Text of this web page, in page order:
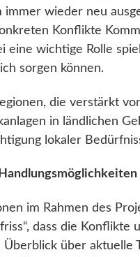
immer wieder neu
Konflikte
eine wichtige Rolle
sorgen können.
die verstärkt
in ländlichen
lokaler
im Rahmen des
dass die
Überblick über